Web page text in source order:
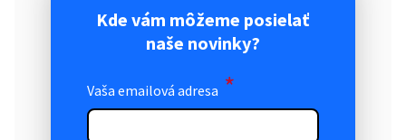
Kde vám môžeme posielať
naše novinky?
Vaša emailová adresa *